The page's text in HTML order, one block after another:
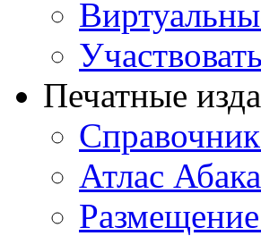
Печатные
Атлас